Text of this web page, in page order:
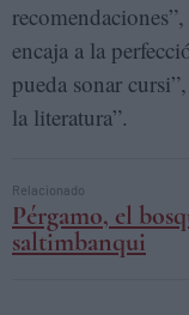
encaja a la
pueda sonar
la literatura”.
Relacionado
Pérgamo, el
saltimbanqui